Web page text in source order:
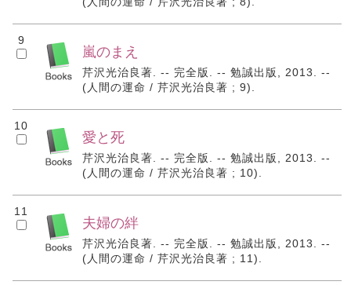
9
嵐のまえ
芹沢光治良著. -- 完全版. -- 勉誠出版, 2013. --
(人間の運命 / 芹沢光治良著 ; 9).
10
愛と死
芹沢光治良著. -- 完全版. -- 勉誠出版, 2013. --
(人間の運命 / 芹沢光治良著 ; 10).
11
夫婦の絆
芹沢光治良著. -- 完全版. -- 勉誠出版, 2013. --
(人間の運命 / 芹沢光治良著 ; 11).